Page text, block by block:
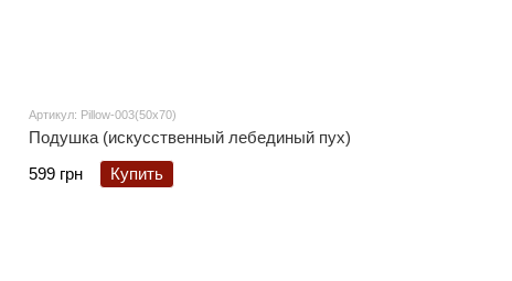
Артикул: Pillow-003(50x70)
Подушка (искусственный лебединый пух)
599 грн
Купить